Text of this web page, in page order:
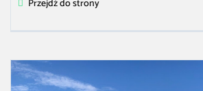
Przejdź do strony